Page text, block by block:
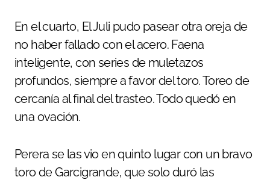
En el cuarto, El Juli pudo pasear otra oreja de
no haber fallado con el acero. Faena
inteligente, con series de muletazos
profundos, siempre a favor del toro. Toreo de
cercanía al final del trasteo. Todo quedó en
una ovación.
Perera se las vio en quinto lugar con un bravo
toro de Garcigrande, que solo duró las